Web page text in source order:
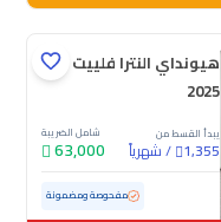
هيونداي النترا فلييت
2025
يبدأ القسط من
1,355
/شهرياً
شامل الضريبة
63,000
مفحوصة ومضمونة